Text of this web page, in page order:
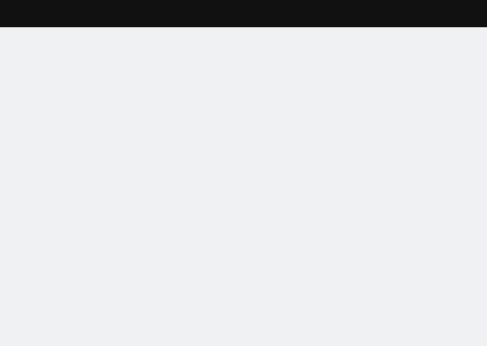
ochtendduo van Nederland
MEDIA EN COMMUNICATIE